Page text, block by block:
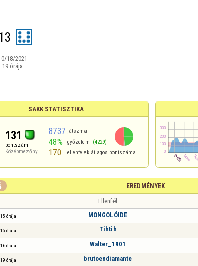
18/2021
19 órája
SAKK STATISZTIKA
131
pontszám
Középmezőny
8737 játszma
48% győzelem (4229)
170 ellenfelek átlagos pontszáma
EREDMÉNYEK
Ellenfél
15 órája MONGOLÓIDE
15 órája Tihtih
16 órája Walter_1901
19 órája brutoendiamante